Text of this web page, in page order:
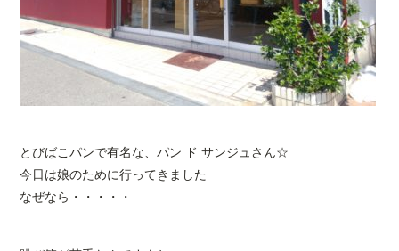
とびばこパンで有名な、パン ド サンジュさん☆
今日は娘のために行ってきました
なぜなら・・・・・